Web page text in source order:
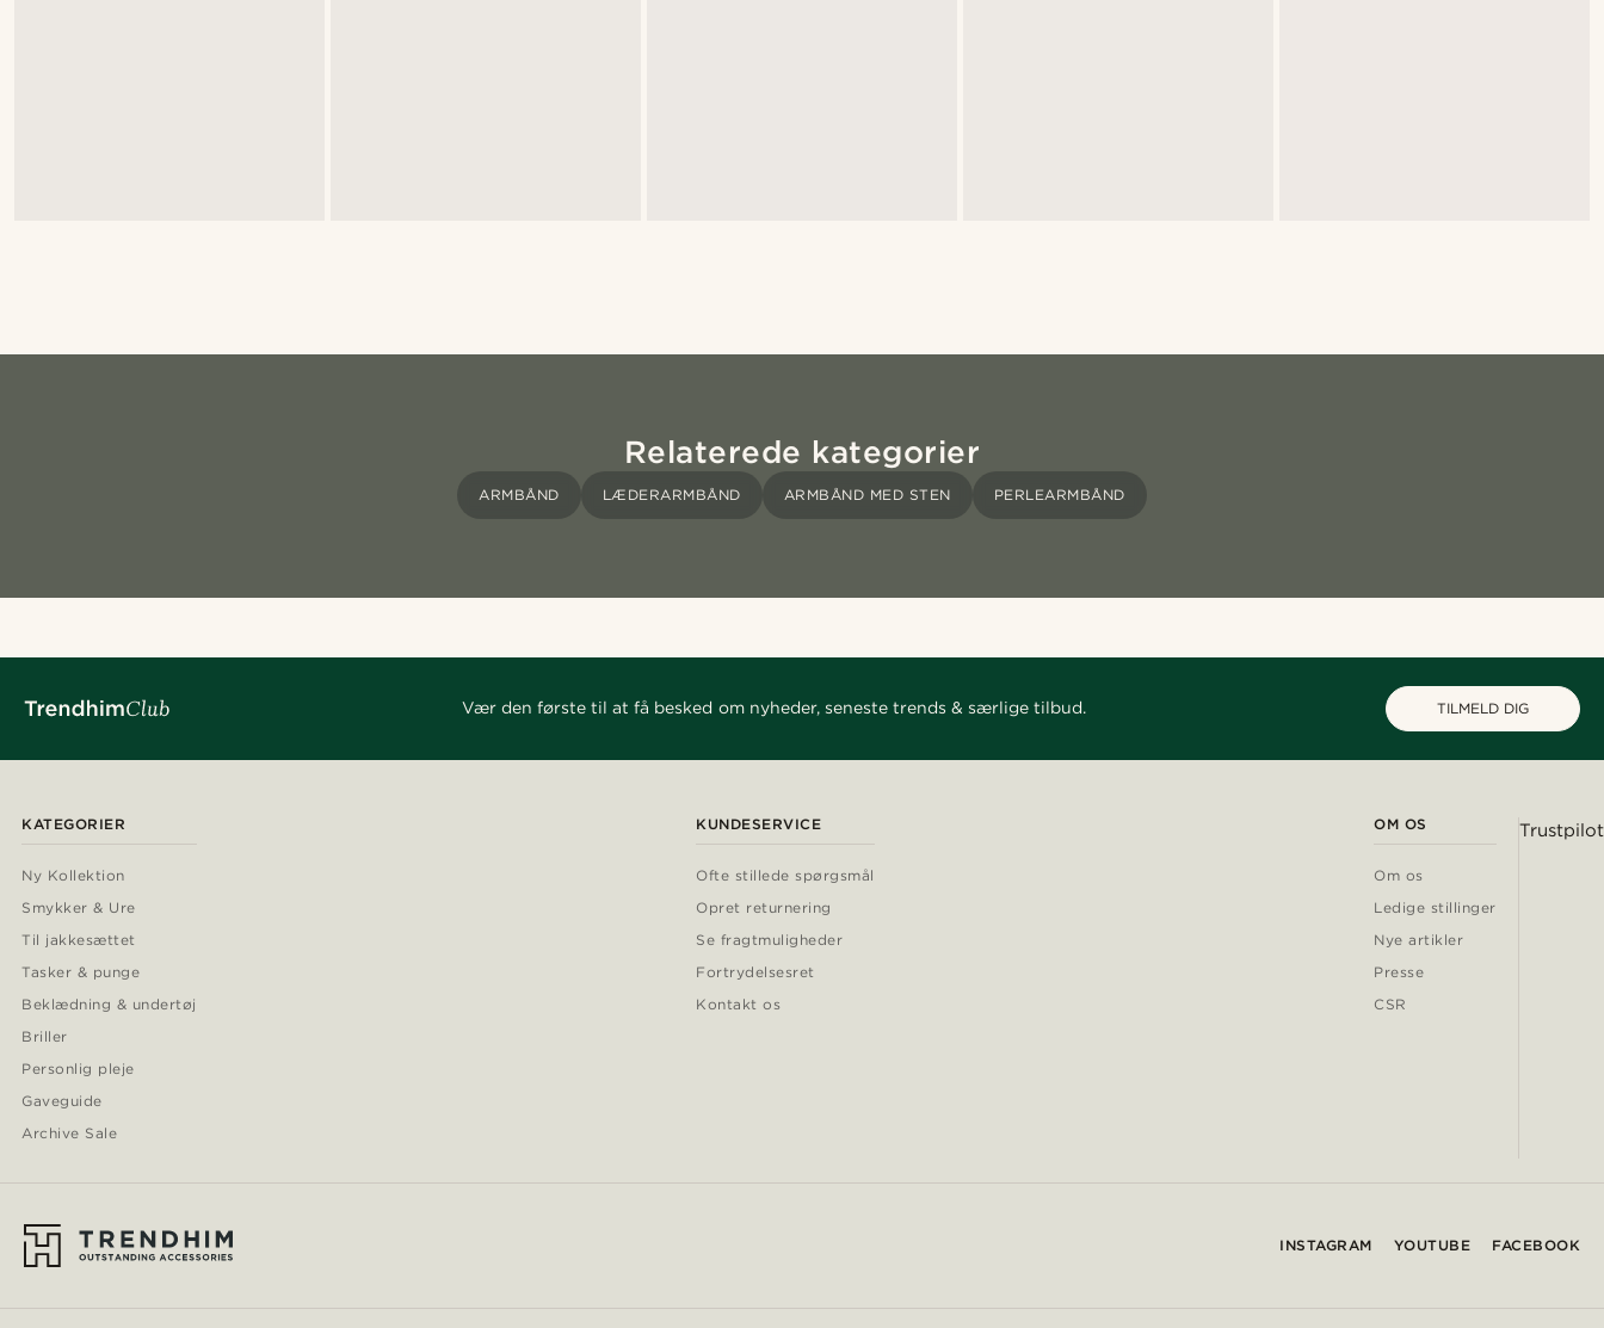
Relaterede kategorier
ARMBÅND LÆDERARMBÅND ARMBÅND MED STEN PERLEARMBÅND
Vær den første til at få besked om nyheder, seneste trends & særlige tilbud. TILMELD DIG
KATEGORIER
Ny Kollektion
Smykker & Ure
Til jakkesættet
Tasker & punge
Beklædning & undertøj
Briller
Personlig pleje
Gaveguide
Archive Sale
KUNDESERVICE
Ofte stillede spørgsmål
Opret returnering
Se fragtmuligheder
Fortrydelsesret
Kontakt os
OM OS
Om os
Ledige stillinger
Nye artikler
Presse
CSR
Trustpilot
INSTAGRAM YOUTUBE FACEBOOK